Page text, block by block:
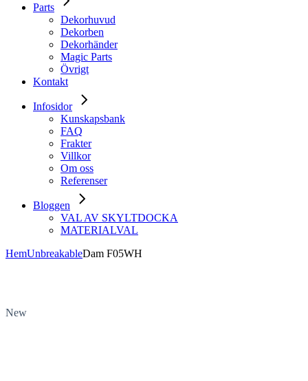
Parts
Dekorhuvud
Dekorben
Dekorhänder
Magic Parts
Övrigt
Kontakt
Infosidor
Kunskapsbank
FAQ
Frakter
Villkor
Om oss
Referenser
Bloggen
VAL AV SKYLTDOCKA
MATERIALVAL
HemUnbreakableDam F05WH
New